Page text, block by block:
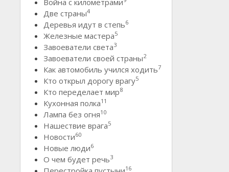
Две страны4
Деревья идут в степь6
Железные мастера5
Завоеватели света3
Завоеватели своей страны2
Как автомобиль учился ходить7
Кто открыл дорогу врагу5
Кто переделает мир8
Кухонная полка11
Лампа без огня10
Нашествие врага5
Новости60
Новые люди6
О чем будет речь3
16